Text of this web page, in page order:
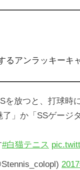
るアンラッキーキ
を放つと、打球時
了」か「SSゲージ
#白猫テニス